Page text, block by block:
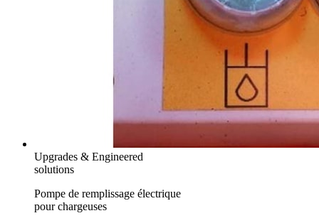
Upgrades & Engineered
solutions
Pompe de remplissage électrique
pour chargeuses